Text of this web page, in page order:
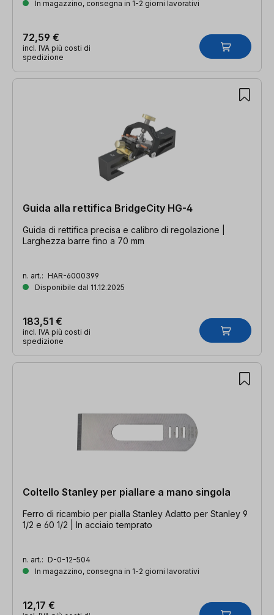
In magazzino, consegna in 1-2 giorni lavorativi
72,59 €
incl. IVA più costi di
spedizione
Guida alla rettifica BridgeCity HG-4
Guida di rettifica precisa e calibro di regolazione |
Larghezza barre fino a 70 mm
n. art.: HAR-6000399
Disponibile dal 11.12.2025
183,51 €
incl. IVA più costi di
spedizione
Coltello Stanley per piallare a mano singola
Ferro di ricambio per pialla Stanley Adatto per Stanley 9
1/2 e 60 1/2 | In acciaio temprato
n. art.: D-0-12-504
In magazzino, consegna in 1-2 giorni lavorativi
12,17 €